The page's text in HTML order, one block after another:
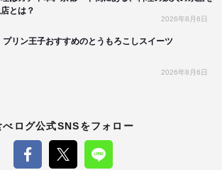
とは？
2026年8月6日
プリン王子おすすめのとうもろこしスイーツ
2026年8月6日
べログ公式SNSをフォロー